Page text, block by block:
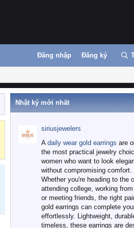
Đăng nhập Đăng ký
Nhật ký mới nhất
siriusjewelers
A daily wear gold earrings are
the most practical jewelry
women who want to look
without compromising comfort.
Whether you're heading to the
attending college, working from
or meeting friends, the right
gold earrings can complete
effortlessly. Lightweight,
timeless, these earrings are